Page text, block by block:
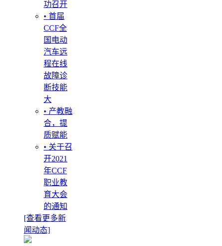
功召开
• 首届
CCF全
国电动
汽车远
程在线
故障诊
断技能
大
• 产教融
合，提
质赋能
• 关于召
开2021
年CCF
职业教
育大会
的通知
[查看更多新
闻动态]